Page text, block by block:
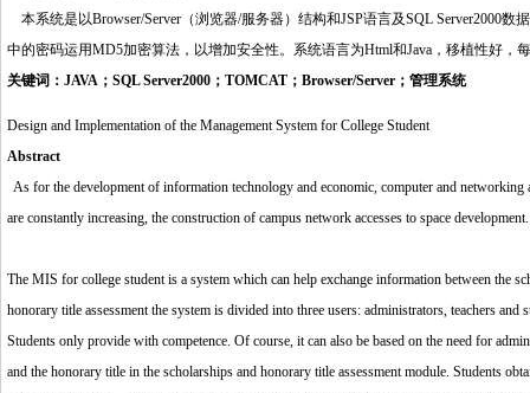
本系统是以Browser/Server（浏览器/服务器）结构和JSP语言及SQL Server2000
中的密码运用MD5加密算法，以增加安全性。系统语言为Html和Java，移植性好，
关键词：JAVA；SQL Server2000；TOMCAT；Browser/Server；管理系统
Design and Implementation of the Management System for College Student
Abstract
As for the development of information technology and economic, computer and
are constantly increasing, the construction of campus network accesses to space
The MIS for college student is a system which can help exchange information between the
honorary title assessment the system is divided into three users: administrators, teachers
Students only provide with competence. Of course, it can also be based on the need for
and the honorary title in the scholarships and honorary title assessment module. Students